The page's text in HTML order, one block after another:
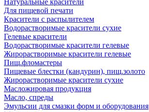
Натуральные красители
Для пищевой печати
Красители с распылителем
Водорастворимые красители сухие
Гелевые красители
Водорастворимые красители гелевые
Жирорастворимые красители гелевые
Пищ.фломастеры
Пищевые блестки (кандурин), пищ.золото
Жирорастворимые красители сухие
Масложировая продукция
Масло, спреды
Эмульсии для смазки форм и оборудования